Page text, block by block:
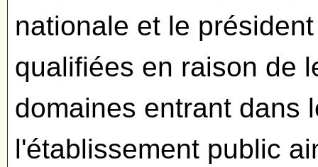
nationale et le
qualifiées en raison de
domaines entrant dans
l'établissement public